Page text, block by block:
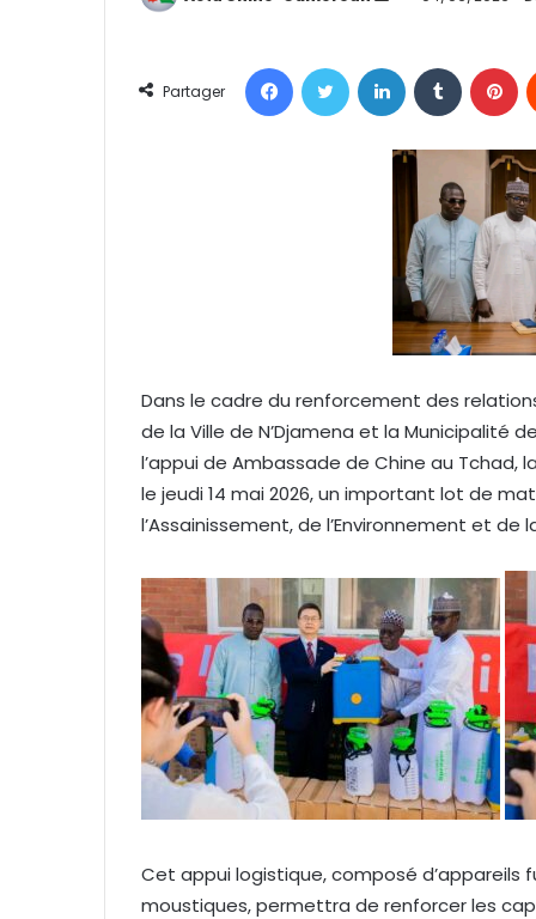
o
y
o
i
e
l
Partager
Dans le cadre du renforcement des
de la Ville de N’Djamena et la Municipalité
l’appui de Ambassade de Chine au Tchad,
le jeudi 14 mai 2026, un important lot de
l’Assainissement, de l’Environnement et
Cet appui logistique, composé
moustiques, permettra de renforcer les